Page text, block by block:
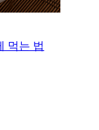
먹는 법